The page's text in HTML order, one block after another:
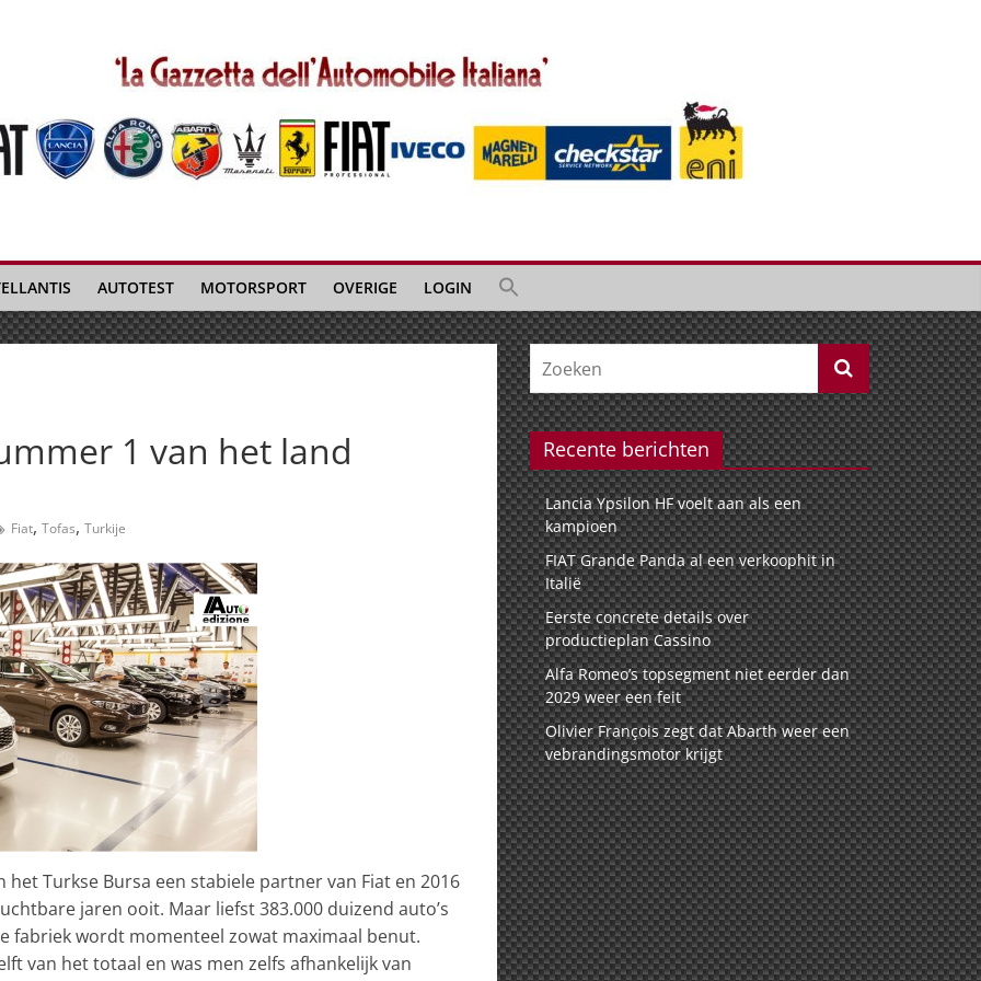
AUTOTEST MOTORSPORT OVERIGE LOGIN
1 van het land
Fiat, Tofas, Turkije
het Turkse Bursa een stabiele partner van Fiat en 2016
jaren ooit. Maar liefst 383.000 duizend auto’s
fabriek wordt momenteel zowat maximaal benut.
van het totaal en was men zelfs afhankelijk van
Recente berichten
Lancia Ypsilon HF voelt aan als een
kampioen
FIAT Grande Panda al een verkoophit in
Italië
Eerste concrete details over
productieplan Cassino
Alfa Romeo’s topsegment niet eerder dan
2029 weer een feit
Olivier François zegt dat Abarth weer een
vebrandingsmotor krijgt